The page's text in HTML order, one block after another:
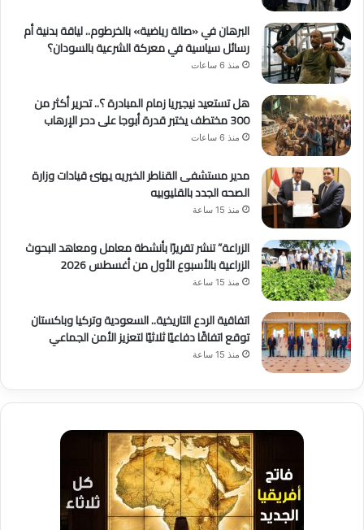
البرهان في «صالة رياضية» بالخرطوم.. لياقة بدنية أم
رسائل سياسية في معركة الشرعية بالسودان؟
منذ 6 ساعات
هل تستعيد نيجيريا زمام المبادرة ؟.. تحرير أكثر من
300 مختطف يختبر قدرة أبوجا على دحر الإرهاب
منذ 6 ساعات
مدير مستشفى القناطر الخيريه يهنئ قيادات وزارة
الصحه الجدد بالقليوبيه
منذ 15 ساعة
الزراعة” تنشر تقريرًا بأنشطة معامل ومعاهد البحوث
الزراعية بالأسبوع الأول من أغسطس 2026
منذ 15 ساعة
اتفاقية الردع التاريخية.. السعودية وتركيا وباكستان
توقع اتفاقًا دفاعيًا ثلاثيًا لتعزيز الأمن الجماعي
منذ 15 ساعة